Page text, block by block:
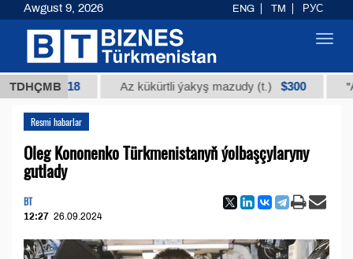
TDHÇMB Az kükürtli ýakyş mazudy (t.) $300 "А"
Resmi habarlar
Oleg Kononenko Türkmenistanyň ýolbaşçylaryny
gutlady
BT
12:27 26.09.2024
Awgust 9, 2026 ENG TM РУС